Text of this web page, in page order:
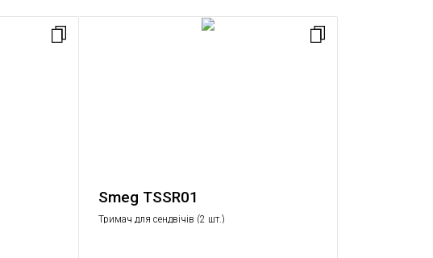
Smeg TSSR01
Тримач для сендвічів (2 шт.)